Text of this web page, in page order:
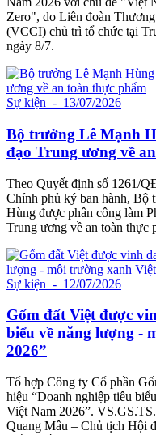
Zero", do Liên đoàn
(VCCI) chủ trì tổ chức tại
ngày 8/7.
Sự kiện - 13/07/2026
Bộ trưởng Lê Mạnh
đạo Trung ương về
Theo Quyết định số 1261/
Chính phủ ký ban hành, Bộ
Hùng được phân công làm
Trung ương về an toàn thực
Sự kiện - 12/07/2026
Gốm đất Việt được
biểu về năng lượng -
2026”
Tổ hợp Công ty Cổ phần
hiệu “Doanh nghiệp tiêu
Việt Nam 2026”.
Quang Mâu – Chủ tịch Hội